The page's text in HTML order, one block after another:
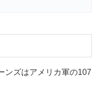
ンズはアメリカ軍の107